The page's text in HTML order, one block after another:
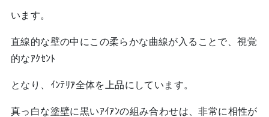
います。
直線的な壁の中にこの柔らかな曲線が入ることで、視覚
的なｱｸｾﾝﾄ
となり、ｲﾝﾃﾘｱ全体を上品にしています。
真っ白な塗壁に黒いｱｲｱﾝの組み合わせは、非常に相性が